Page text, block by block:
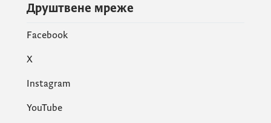
Друштвене мреже
Facebook
X
Instagram
YouTube